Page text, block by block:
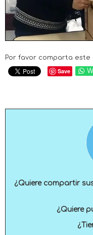
Por favor comparta este
Save
¿Quiere compartir
¿Quiere